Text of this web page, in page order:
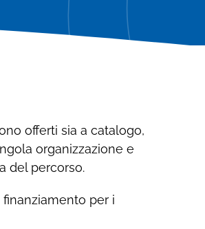
sui servizi di CSA
offerti sia a catalogo,
organizzazione e
del percorso.
per i